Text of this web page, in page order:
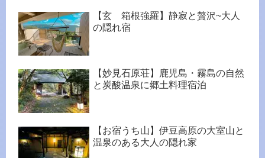
【玄 箱根強羅】静寂と贅沢~大人
の隠れ宿
【妙見石原荘】鹿児島・霧島の自然
と炭酸温泉に郷土料理宿泊
【お宿うち山】伊豆高原の大室山と
温泉のある大人の隠れ家